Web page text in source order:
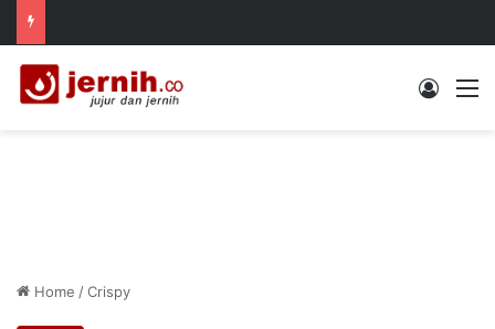
Log In
Home /Crispy